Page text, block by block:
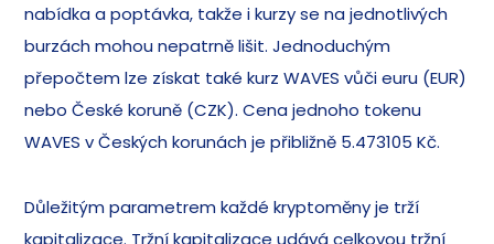
nabídka a poptávka, takže i kurzy se na jednotlivých
burzách mohou nepatrně lišit. Jednoduchým
přepočtem lze získat také kurz WAVES vůči euru (EUR)
nebo České koruně (CZK). Cena jednoho tokenu
WAVES v Českých korunách je přibližně 5.473105 Kč.
Důležitým parametrem každé kryptoměny je trží
kapitalizace. Tržní kapitalizace udává celkovou tržní